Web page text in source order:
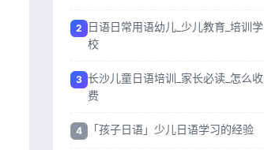
日语日常用语幼儿_少儿教育_培训学
校
长沙儿童日语培训_家长必读_怎么收
费
「孩子日语」少儿日语学习的经验